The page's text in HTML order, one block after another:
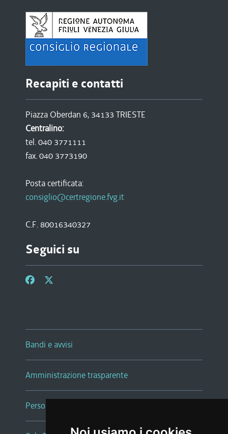
Recapiti e contatti
Piazza Oberdan 6, 34133 TRIESTE
Centralino:
tel. 040 3771111
fax. 040 3773190
Posta certificata:
consiglio@certregione.fvg.it
C.F. 80016340327
Seguici su
Bandi e avvisi
Amministrazione trasparente
Persone e Uffici